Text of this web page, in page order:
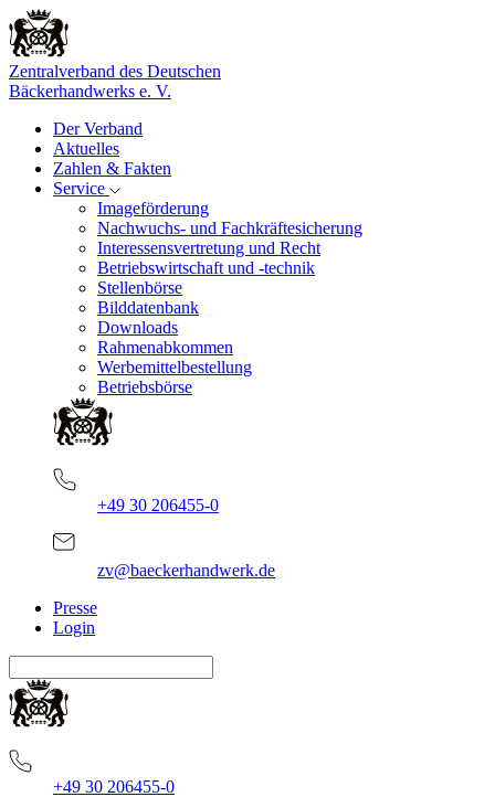
Zentralverband des Deutschen
Bäckerhandwerks e. V.
Der Verband
Aktuelles
Zahlen & Fakten
Service
Imageförderung
Nachwuchs- und Fachkräftesicherung
Interessensvertretung und Recht
Betriebswirtschaft und -technik
Stellenbörse
Bilddatenbank
Downloads
Rahmenabkommen
Werbemittelbestellung
Betriebsbörse
+49 30 206455-0
zv@baeckerhandwerk.de
Presse
Login
+49 30 206455-0